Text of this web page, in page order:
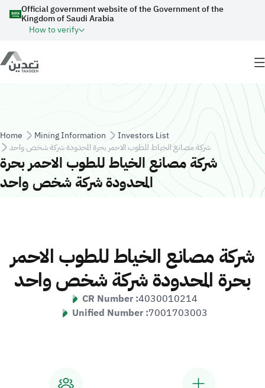
Skip to main content
Official government website of the Government of the
Kingdom of Saudi Arabia
How to verify
Breadcrumb
Home Mining Information
Investors List
شركة مصانع الخياط للطوب الاحمر بحرة المحدودة شركة شخص واحد
شركة مصانع الخياط للطوب الاحمر بحرة
المحدودة شركة شخص واحد
شركة مصانع الخياط للطوب الاحمر
بحرة المحدودة شركة شخص واحد
CR Number :4030010214
Unified Number :7001703003